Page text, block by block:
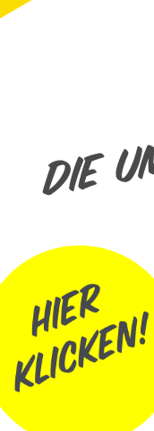
Die